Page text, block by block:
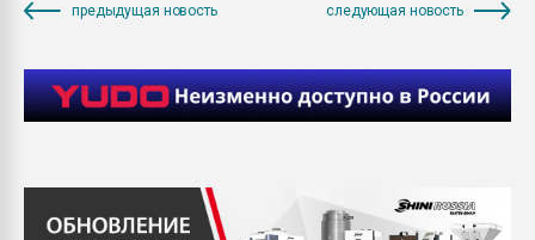
предыдущая новость следующая новость